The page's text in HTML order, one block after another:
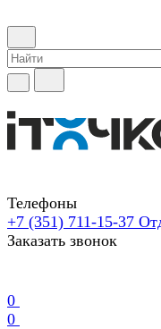
Телефоны
+7 (351) 711-15-37
Заказать звонок
0
0